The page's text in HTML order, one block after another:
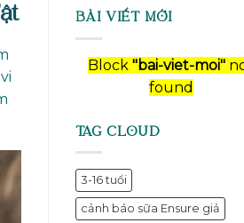
BÀI VIẾT MỚI
Block"bai-viet-moi"
found
TAG CLOUD
3-16 tuổi
cảnh báo sữa Ensure giả